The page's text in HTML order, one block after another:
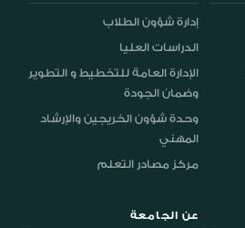
إدارة شؤون الطلاب
الدراسات العليا
الإدارة العامة للتخطيط و التطوير
وضمان الجودة
وحدة شؤون الخريجين والإرشاد
المهني
مركز مصادر التعلم
عن الجامعة